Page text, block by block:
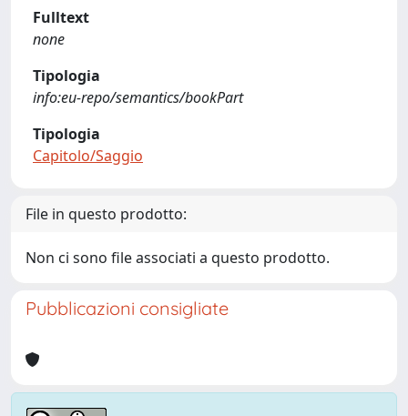
Fulltext
none
Tipologia
info:eu-repo/semantics/bookPart
Tipologia
Capitolo/Saggio
File in questo prodotto:
Non ci sono file associati a questo prodotto.
Pubblicazioni consigliate